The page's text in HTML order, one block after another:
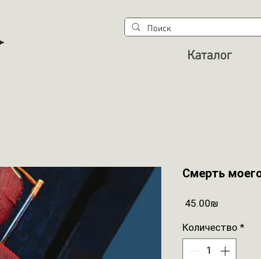
Каталог
Смерть
‏45.00 ‏₪
Количество *